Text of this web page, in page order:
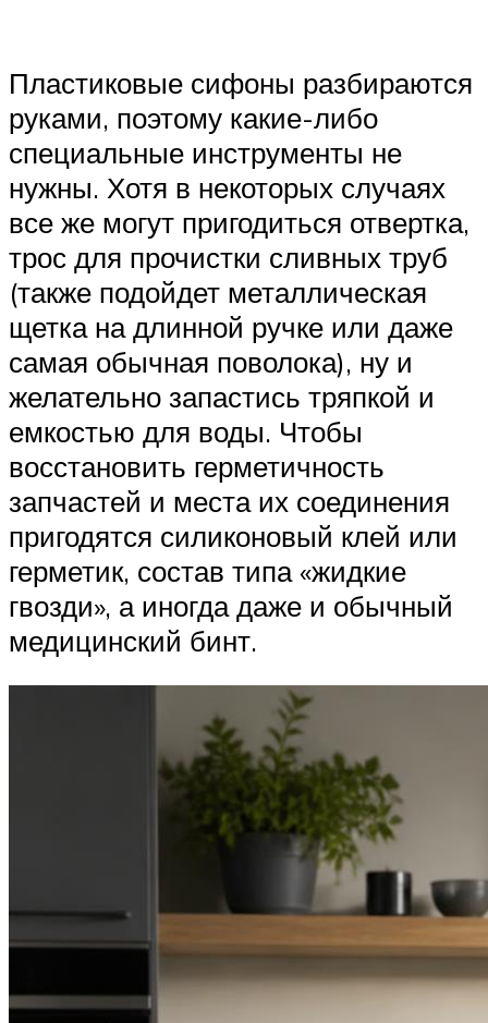
Пластиковые сифоны разбираются
руками, поэтому какие-либо
специальные инструменты не
нужны. Хотя в некоторых случаях
все же могут пригодиться отвертка,
трос для прочистки сливных труб
(также подойдет металлическая
щетка на длинной ручке или даже
самая обычная поволока), ну и
желательно запастись тряпкой и
емкостью для воды. Чтобы
восстановить герметичность
запчастей и места их соединения
пригодятся силиконовый клей или
герметик, состав типа «жидкие
гвозди», а иногда даже и обычный
медицинский бинт.